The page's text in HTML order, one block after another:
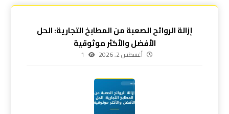
إزالة الروائح الصعبة من المطابخ التجارية: الحل
الأفضل والأكثر موثوقية
أغسطس 2, 2026 1